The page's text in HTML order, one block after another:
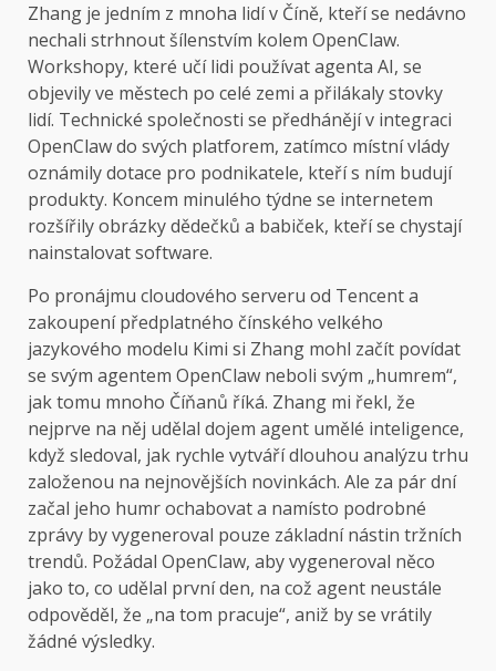
Zhang je jedním z mnoha lidí v Číně, kteří se nedávno
nechali strhnout šílenstvím kolem OpenClaw.
Workshopy, které učí lidi používat agenta AI, se
objevily ve městech po celé zemi a přilákaly stovky
lidí. Technické společnosti se předhánějí v integraci
OpenClaw do svých platforem, zatímco místní vlády
oznámily dotace pro podnikatele, kteří s ním budují
produkty. Koncem minulého týdne se internetem
rozšířily obrázky dědečků a babiček, kteří se chystají
nainstalovat software.
Po pronájmu cloudového serveru od Tencent a
zakoupení předplatného čínského velkého
jazykového modelu Kimi si Zhang mohl začít povídat
se svým agentem OpenClaw neboli svým „humrem“,
jak tomu mnoho Číňanů říká. Zhang mi řekl, že
nejprve na něj udělal dojem agent umělé inteligence,
když sledoval, jak rychle vytváří dlouhou analýzu trhu
založenou na nejnovějších novinkách. Ale za pár dní
začal jeho humr ochabovat a namísto podrobné
zprávy by vygeneroval pouze základní nástin tržních
trendů. Požádal OpenClaw, aby vygeneroval něco
jako to, co udělal první den, na což agent neustále
odpověděl, že „na tom pracuje“, aniž by se vrátily
žádné výsledky.